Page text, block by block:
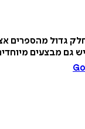
גדול
גם מבצעים